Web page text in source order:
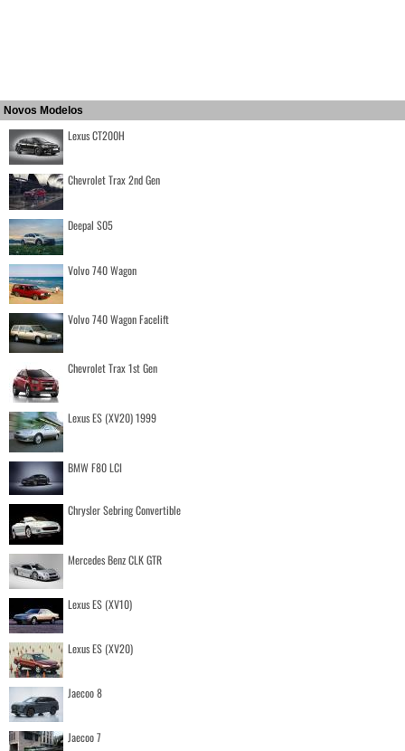
Novos Modelos
Lexus CT200H
Chevrolet Trax 2nd Gen
Deepal S05
Volvo 740 Wagon
Volvo 740 Wagon Facelift
Chevrolet Trax 1st Gen
Lexus ES (XV20) 1999
BMW F80 LCI
Chrysler Sebring Convertible
Mercedes Benz CLK GTR
Lexus ES (XV10)
Lexus ES (XV20)
Jaecoo 8
Jaecoo 7